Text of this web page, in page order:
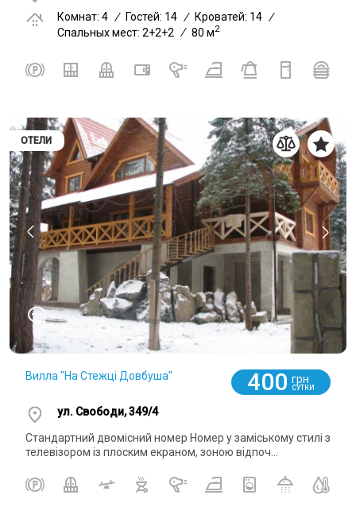
Комнат: 4 / Гостей: 14 / Кроватей: 14 /
Спальных мест: 2+2+2 / 80 м2
ОТЕЛИ
0
Вилла "На Стежці Довбуша" 400 грн
СУТКИ
ул. Свободи, 349/4
Стандартний двомісний номер Номер у заміському стилі з
телевізором із плоским екраном, зоною відпоч...